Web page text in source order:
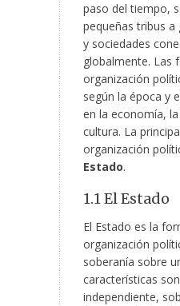
paso del tiempo,
pequeñas tribus a
y sociedades
globalmente. Las
organización
según la época y
en la economía,
cultura. La
organización
Estado.
1.1 El Estado
El Estado es la
organización
soberanía sobre
características
independiente,